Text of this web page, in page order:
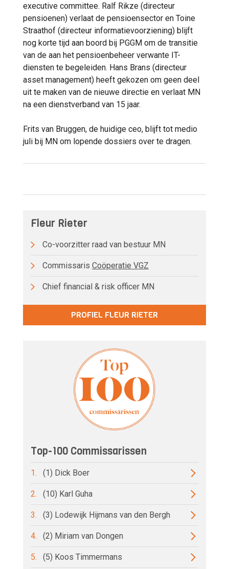
executive committee. Ralf Rikze (directeur
pensioenen) verlaat de pensioensector en Toine
Straathof (directeur informatievoorziening) blijft
nog korte tijd aan boord bij PGGM om de transitie
van de aan het pensioenbeheer verwante IT-
diensten te begeleiden. Hans Brans (directeur
asset management) heeft gekozen om geen deel
uit te maken van de nieuwe directie en verlaat MN
na een dienstverband van 15 jaar.
Frits van Bruggen, de huidige ceo, blijft tot medio
juli bij MN om lopende dossiers over te dragen.
Fleur Rieter
Co-voorzitter raad van bestuur MN
Commissaris Coöperatie VGZ
Chief financial & risk officer MN
PROFIEL FLEUR RIETER
Top-100 Commissarissen
1. (1) Dick Boer
2. (10) Karl Guha
3. (3) Lodewijk Hijmans van den Bergh
4. (2) Miriam van Dongen
5. (5) Koos Timmermans